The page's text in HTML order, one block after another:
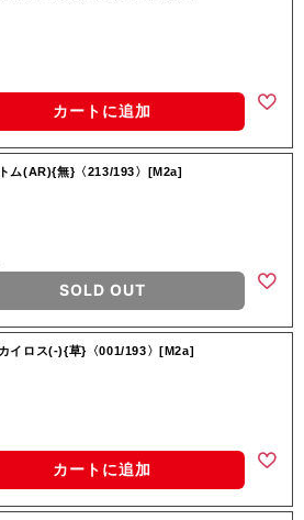
カートに追加
ム(AR){無}〈213/193〉[M2a]
SOLD OUT
イロス(-){草}〈001/193〉[M2a]
カートに追加